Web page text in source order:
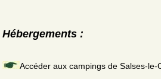
Hébergements :
Accéder aux campings de Salses-le-